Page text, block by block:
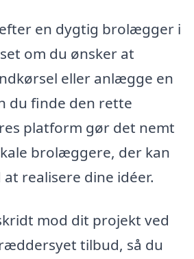
en dygtig brolægger i
om du ønsker at
eller anlægge en
du finde den rette
platform gør det nemt
brolæggere, der kan
realisere dine idéer.
mod dit projekt ved
tilbud, så du